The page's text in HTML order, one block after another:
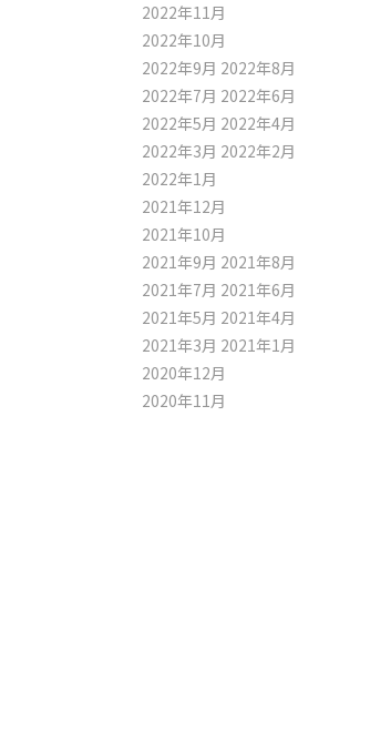
2022年11月
2022年10月
2022年9月 2022年8月
2022年7月 2022年6月
2022年5月 2022年4月
2022年3月 2022年2月
2022年1月
2021年12月
2021年10月
2021年9月 2021年8月
2021年7月 2021年6月
2021年5月 2021年4月
2021年3月 2021年1月
2020年12月
2020年11月